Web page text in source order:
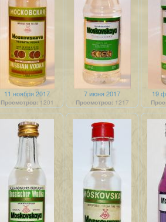
11 ноября 2017
Просмотров: 1201
7 июня 2017
Просмотров:1217
19